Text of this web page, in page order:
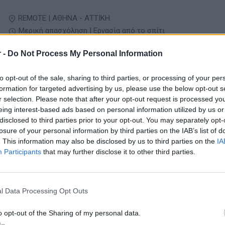
- Do Not Process My Personal Information
opt-out of the sale, sharing to third parties, or processing of your
for targeted advertising by us, please use the below opt-out
selection. Please note that after your opt-out request is processed
interest-based ads based on personal information utilized by us
to third parties prior to your opt-out. You may separately
of your personal information by third parties on the IAB’s list of
This information may also be disclosed by us to third parties on the
Participants that may further disclose it to other third parties.
Data Processing Opt Outs
opt-out of the Sharing of my personal data.
REMOTE | ΑΘΗΝΑ - ΑΤΤΙΚΗ
Μερική απασχόληση | Εργασία από το σπίτι
24/07/2026
AI Specialist / Data Analyst για Business
Πληροφορική - Προγραμματιστές
ΑΣΠΡΟΠΥΡΓΟΣ | ΑΘΗΝΑ - ΑΤΤΙΚΗ
Hybrid | Εργασία από το σπίτι